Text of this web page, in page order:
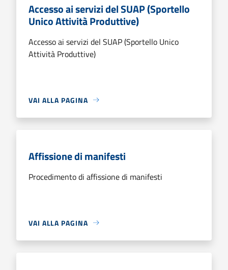
Accesso ai servizi del SUAP (Sportello
Unico Attività Produttive)
Accesso ai servizi del SUAP (Sportello Unico
Attività Produttive)
VAI ALLA PAGINA
Affissione di manifesti
Procedimento di affissione di manifesti
VAI ALLA PAGINA